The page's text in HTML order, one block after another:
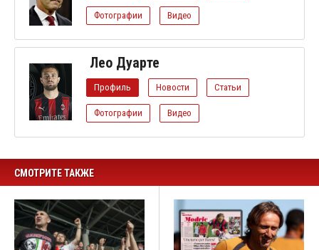
Фотографии Видео
Лео Дуарте
Профиль Новости Статьи
Фотографии Видео
СМОТРИТЕ ТАКЖЕ